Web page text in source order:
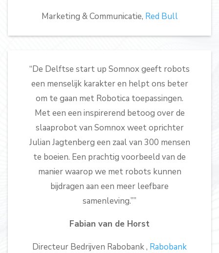
Marketing & Communicatie, Red Bull
“De Delftse start up Somnox geeft robots
een menselijk karakter en helpt ons beter
om te gaan met Robotica toepassingen.
Met een een inspirerend betoog over de
slaaprobot van Somnox weet oprichter
Julian Jagtenberg een zaal van 300 mensen
te boeien. Een prachtig voorbeeld van de
manier waarop we met robots kunnen
bijdragen aan een meer leefbare
samenleving.””
Fabian van de Horst
Directeur Bedrijven Rabobank , Rabobank